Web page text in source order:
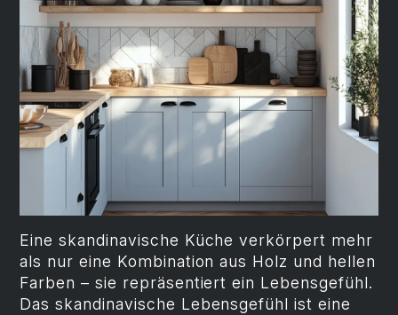
Eine skandinavische Küche verkörpert mehr
als nur eine Kombination aus Holz und hellen
Farben – sie repräsentiert ein Lebensgefühl.
Das skandinavische Lebensgefühl ist eine